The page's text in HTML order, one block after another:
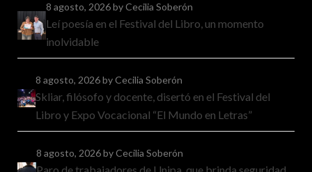
8 agosto, 2026by Cecilia Soberón
Leí poesía en el Festival del Libro, un momento
inolvidable
8 agosto, 2026by Cecilia Soberón
Skliar, filósofo y docente, disertó en el Festival del
Libro y Expo Vocacional “El Mundo en Letras”
8 agosto, 2026by Cecilia Soberón